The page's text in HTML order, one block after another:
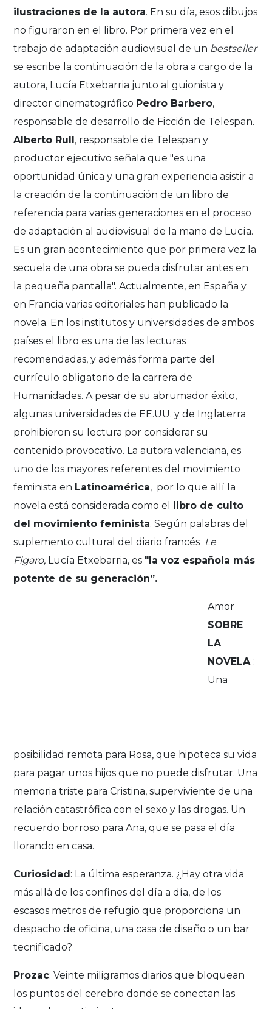
ilustraciones de la autora. En su día, esos dibujos
no figuraron en el libro. Por primera vez en el
trabajo de adaptación audiovisual de un bestseller
se escribe la continuación de la obra a cargo de la
autora, Lucía Etxebarria junto al guionista y
director cinematográfico Pedro Barbero,
responsable de desarrollo de Ficción de Telespan.
Alberto Rull, responsable de Telespan y
productor ejecutivo señala que "es una
oportunidad única y una gran experiencia asistir a
la creación de la continuación de un libro de
referencia para varias generaciones en el proceso
de adaptación al audiovisual de la mano de Lucía.
Es un gran acontecimiento que por primera vez la
secuela de una obra se pueda disfrutar antes en
la pequeña pantalla". Actualmente, en España y
en Francia varias editoriales han publicado la
novela. En los institutos y universidades de ambos
países el libro es una de las lecturas
recomendadas, y además forma parte del
currículo obligatorio de la carrera de
Humanidades. A pesar de su abrumador éxito,
algunas universidades de EE.UU. y de Inglaterra
prohibieron su lectura por considerar su
contenido provocativo. La autora valenciana, es
uno de los mayores referentes del movimiento
feminista en Latinoamérica, por lo que allí la
novela está considerada como el libro de culto
del movimiento feminista. Según palabras del
suplemento cultural del diario francés Le
Figaro, Lucía Etxebarria, es "la voz española más
potente de su generación”.
Amor
SOBRE
LA
NOVELA :
Una
posibilidad remota para Rosa, que hipoteca su vida
para pagar unos hijos que no puede disfrutar. Una
memoria triste para Cristina, superviviente de una
relación catastrófica con el sexo y las drogas. Un
recuerdo borroso para Ana, que se pasa el día
llorando en casa.
Curiosidad: La última esperanza. ¿Hay otra vida
más allá de los confines del día a día, de los
escasos metros de refugio que proporciona un
despacho de oficina, una casa de diseño o un bar
tecnificado?
Prozac: Veinte miligramos diarios que bloquean
los puntos del cerebro donde se conectan las